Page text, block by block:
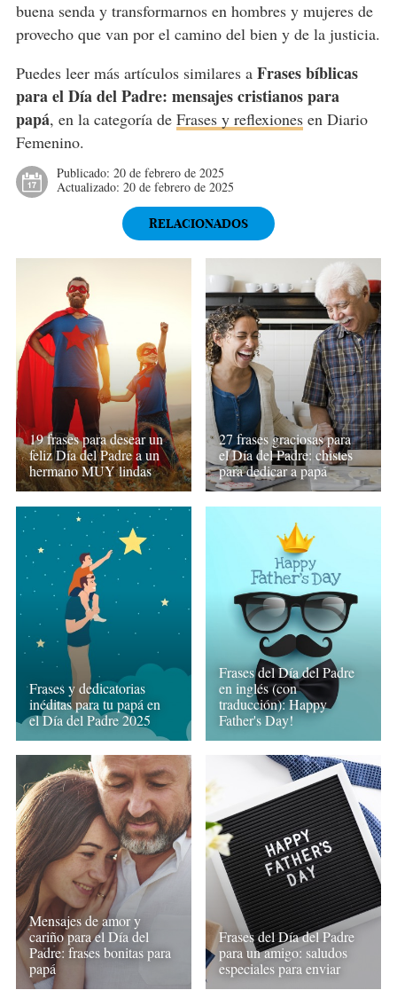
buena senda y transformarnos en hombres y mujeres de
provecho que van por el camino del bien y de la justicia.
Puedes leer más artículos similares a Frases bíblicas
para el Día del Padre: mensajes cristianos para
papá, en la categoría de Frases y reflexionesen Diario
Femenino.
Publicado: 20 de febrero de 2025
Actualizado: 20 de febrero de 2025
RELACIONADOS
19 frases para desear un
feliz Día del Padre a un
hermano MUY lindas
27 frases graciosas para
el Día del Padre: chistes
para dedicar a papá
Frases y dedicatorias
inéditas para tu papá en
el Día del Padre 2025
Frases del Día del Padre
en inglés (con
traducción): Happy
Father's Day!
Mensajes de amor y
cariño para el Día del
Padre: frases bonitas para
papá
Frases del Día del Padre
para un amigo: saludos
especiales para enviar